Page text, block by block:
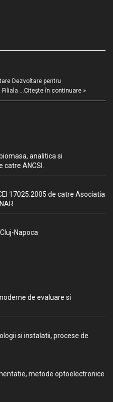
Dezvoltare pentru
Filiala …Citește în continuare »
analitica si
ANCSI.
17025:2005 de catre Asociatia
Napoca
de evaluare si
si instalatii, procese de
metode optoelectronice